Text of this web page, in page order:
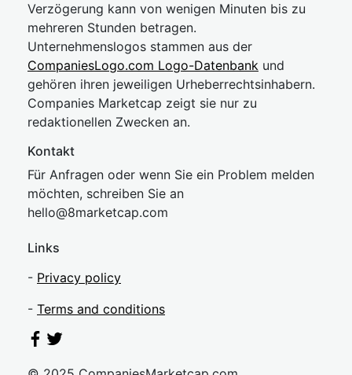
Verzögerung kann von wenigen Minuten bis zu
mehreren Stunden betragen.
Unternehmenslogos stammen aus der
CompaniesLogo.com Logo-Datenbank und
gehören ihren jeweiligen Urheberrechtsinhabern.
Companies Marketcap zeigt sie nur zu
redaktionellen Zwecken an.
Kontakt
Für Anfragen oder wenn Sie ein Problem melden
möchten, schreiben Sie an
hello@8marketcap.com
Links
- Privacy policy
- Terms and conditions